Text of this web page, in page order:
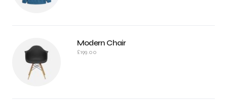
Modern Chair
£199.00